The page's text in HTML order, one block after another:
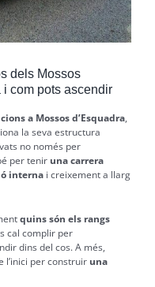
dels Mossos
i com pots ascendir
a Mossos d’Esquadra,
la seva estructura
no només per
per tenir una carrera
interna i creixement a llarg
quins són els rangs
cal complir per
dins del cos. A més,
l’inici per construir una